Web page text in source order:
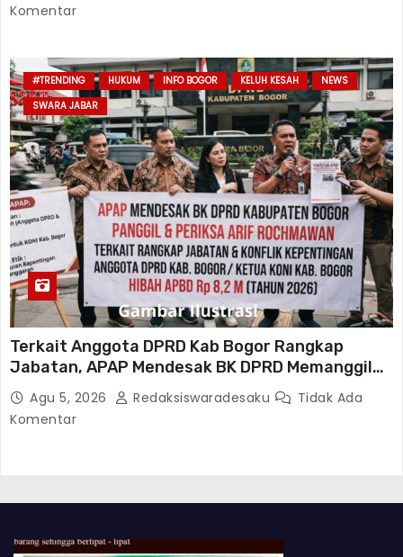
Komentar
#TRENDING HUKUM INFO BOGOR KELUH KESAH
NEWS
SWARA JABAR
Terkait Anggota DPRD Kab Bogor Rangkap
Jabatan, APAP Mendesak BK DPRD Memanggil
Dan Memeriksa Arif Rochmawan
Agu 5, 2026 Redaksiswaradesaku
Tidak Ada
Komentar